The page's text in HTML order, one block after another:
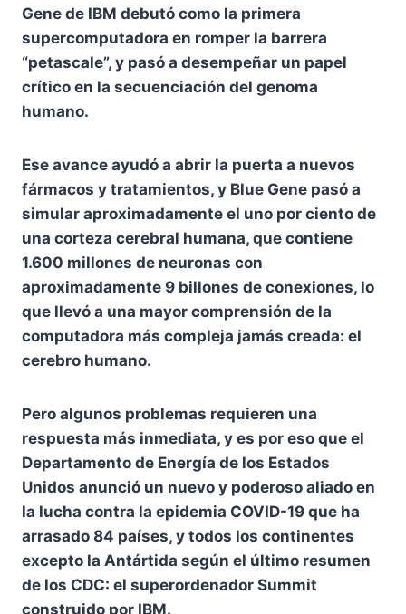
Gene de IBM debutó como la primera
supercomputadora en romper la barrera
“petascale”, y pasó a desempeñar un papel
crítico en la secuenciación del genoma
humano.
Ese avance ayudó a abrir la puerta a nuevos
fármacos y tratamientos, y Blue Gene pasó a
simular aproximadamente el uno por ciento de
una corteza cerebral humana, que contiene
1.600 millones de neuronas con
aproximadamente 9 billones de conexiones, lo
que llevó a una mayor comprensión de la
computadora más compleja jamás creada: el
cerebro humano.
Pero algunos problemas requieren una
respuesta más inmediata, y es por eso que el
Departamento de Energía de los Estados
Unidos anunció un nuevo y poderoso aliado en
la lucha contra la epidemia COVID-19 que ha
arrasado 84 países, y todos los continentes
excepto la Antártida según el último resumen
de los CDC: el superordenador Summit
construido por IBM.